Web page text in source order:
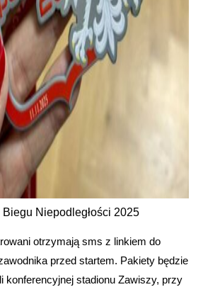
Niepodległości 2025
otrzymają sms z linkiem do
przed startem. Pakiety będzie
konferencyjnej stadionu Zawiszy, przy